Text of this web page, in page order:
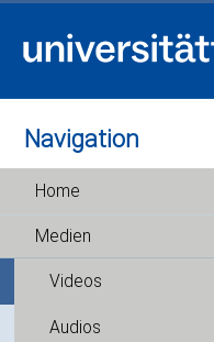
Navigation
Home
Medien
Videos
Audios